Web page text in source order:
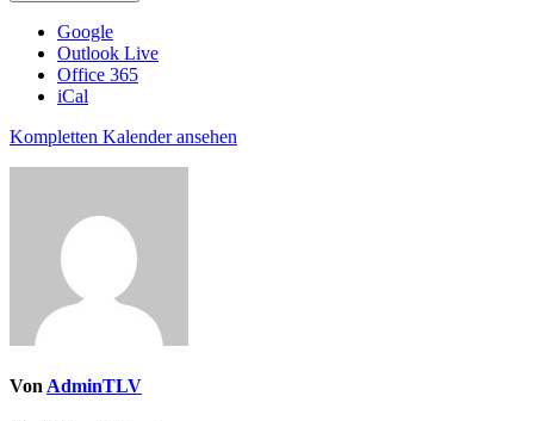
Google
Outlook Live
Office 365
iCal
Kompletten Kalender ansehen
Von AdminTLV